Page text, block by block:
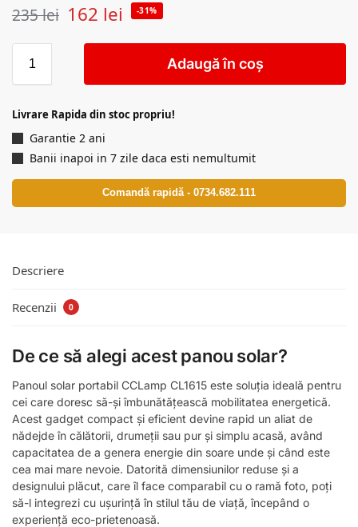
235lei 162 lei -31%
Adaugă în coș
Livrare Rapida din stoc propriu!
Garantie 2 ani
Banii inapoi in 7 zile daca esti nemultumit
Comandă rapidă - 0734.682.111
Descriere
Recenzii 0
De ce să alegi acest panou solar?
Panoul solar portabil CCLamp CL1615 este soluția ideală pentru
cei care doresc să-și îmbunătățească mobilitatea energetică.
Acest gadget compact și eficient devine rapid un aliat de
nădejde în călătorii, drumeții sau pur și simplu acasă, având
capacitatea de a genera energie din soare unde și când este
cea mai mare nevoie. Datorită dimensiunilor reduse și a
designului plăcut, care îl face comparabil cu o ramă foto, poți
să-l integrezi cu ușurință în stilul tău de viață, începând o
experiență eco-prietenoasă.